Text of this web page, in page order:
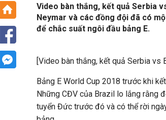
Video bàn thắng, kết quả Serbia
Neymar và các đồng đội đã có
để chắc suất ngôi đầu bảng E.
[Video bàn thắng, kết quả Serbia vs
Bảng E World Cup 2018 trước khi
Những CĐV của Brazil lo lắng rằng
tuyển Đức trước đó và có thể rời